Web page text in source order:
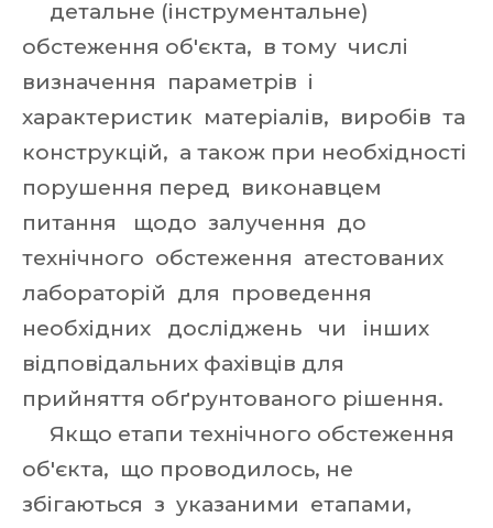
детальне (інструментальне)
обстеження об'єкта, в тому числі
визначення параметрів і
характеристик матеріалів, виробів та
конструкцій, а також при необхідності
порушення перед виконавцем
питання щодо залучення до
технічного обстеження атестованих
лабораторій для проведення
необхідних досліджень чи інших
відповідальних фахівців для
прийняття обґрунтованого рішення.
Якщо етапи технічного обстеження
об'єкта, що проводилось, не
збігаються з указаними етапами,